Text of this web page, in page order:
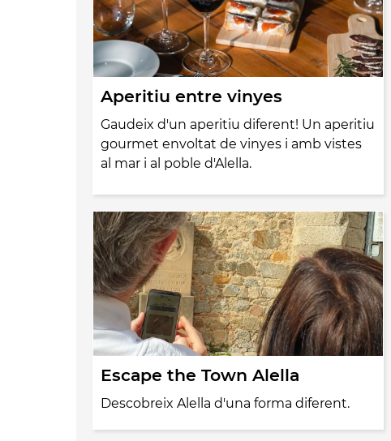
Aperitiu entre vinyes
Gaudeix d'un aperitiu diferent! Un aperitiu
gourmet envoltat de vinyes i amb vistes
al mar i al poble d'Alella.
Escape the Town Alella
Descobreix Alella d'una forma diferent.